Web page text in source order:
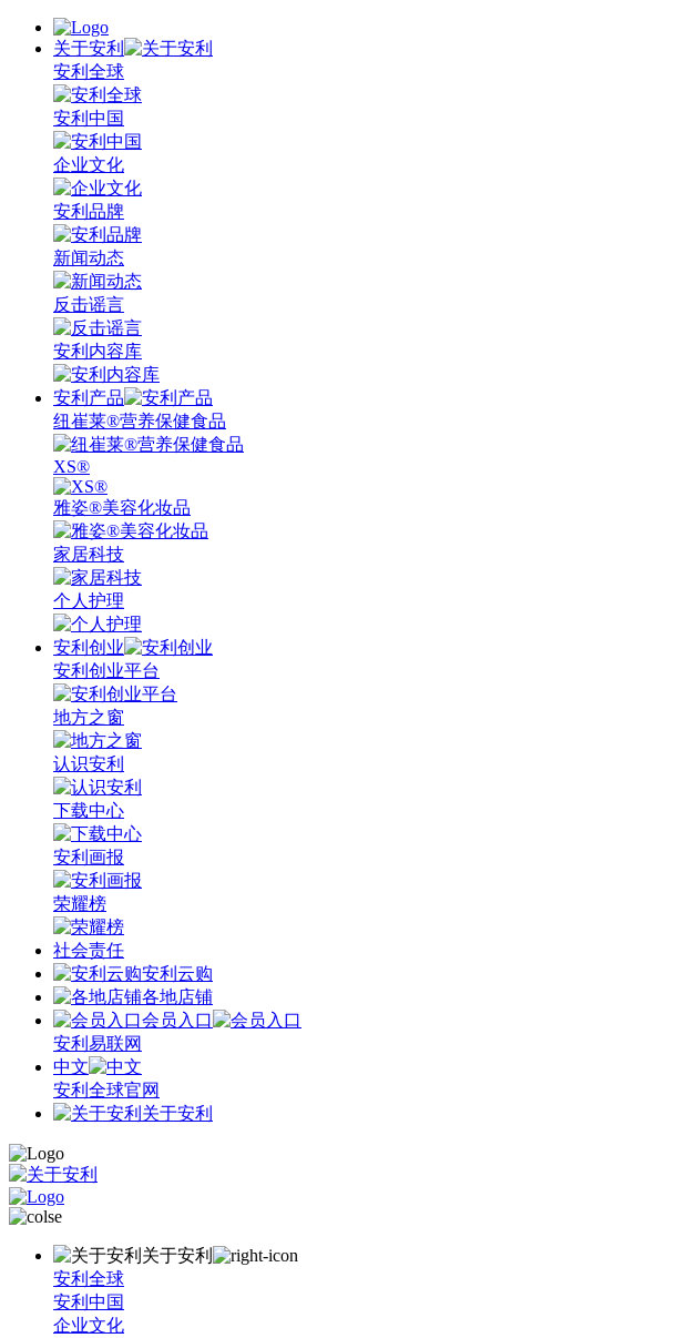
关于安利
安利全球
安利中国
企业文化
安利品牌
新闻动态
反击谣言
安利内容库
安利产品
纽崔莱®营养保健食品
XS®
雅姿®美容化妆品
家居科技
个人护理
安利创业
安利创业平台
地方之窗
认识安利
下载中心
安利画报
荣耀榜
社会责任
安利云购
各地店铺
会员入口
安利易联网
中文
安利全球官网
关于安利
关于安利
安利全球
安利中国
企业文化